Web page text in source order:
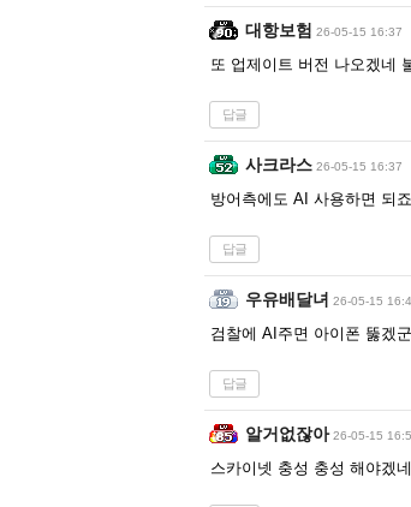
대항보험 26-05-15 16:37
또 업제이트 버전 나오겠네
답글
사크라스 26-05-15 16:37
방어측에도 AI 사용하면 되
답글
우유배달녀 26-05-15
검찰에 AI주면 아이폰 뚫겠군
답글
알거없잖아 26-05-15
스카이넷 충성 충성 해야겠네